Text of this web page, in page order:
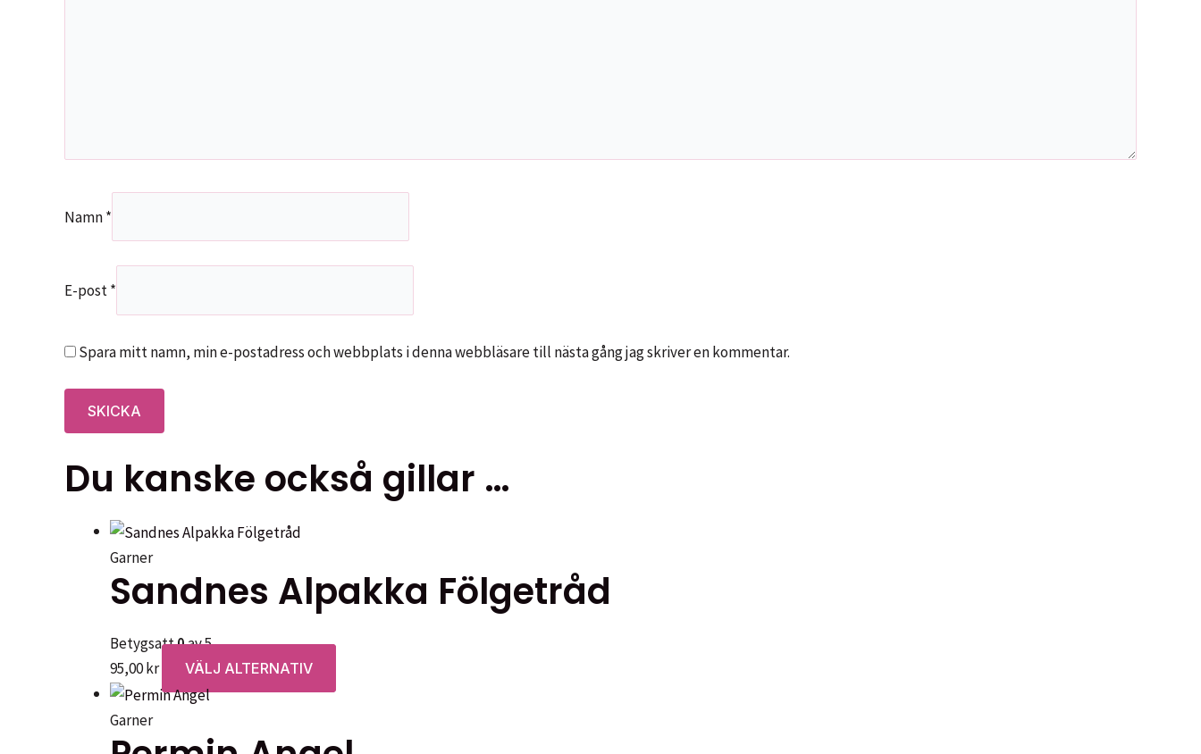
Namn*
E-post*
Spara mitt namn, min e-postadress och webbplats i denna webbläsare till nästa gång jag skriver en kommentar.
Du kanske också gillar …
Garner
Sandnes Alpakka Fölgetråd
Betygsatt0av 5
95,00kr VÄLJ ALTERNATIV
här
har
Garner